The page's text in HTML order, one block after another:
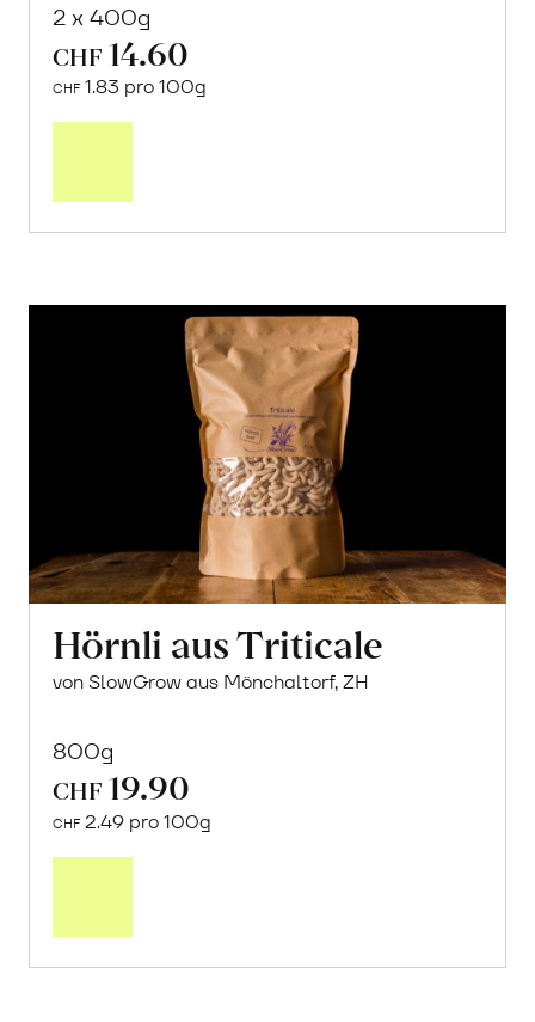
2 x 400g
CHF 14.60
CHF 1.83 pro 100g
Hörnli aus Triticale
von SlowGrow aus Mönchaltorf, ZH
800g
CHF 19.90
CHF 2.49 pro 100g